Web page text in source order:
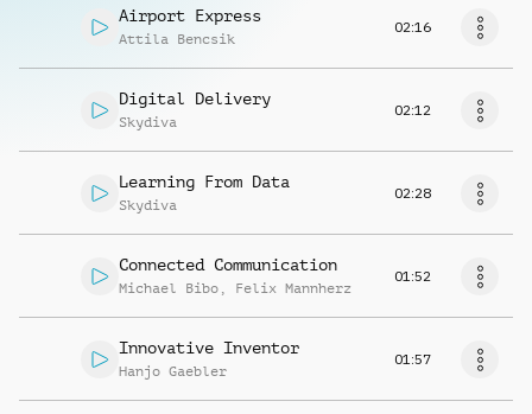
Airport Express
Attila Bencsik
02:16
Digital Delivery
Skydiva
02:12
Learning From Data
Skydiva
02:28
Connected Communication
Michael Bibo , Felix Mannherz
01:52
Innovative Inventor
Hanjo Gaebler
01:57